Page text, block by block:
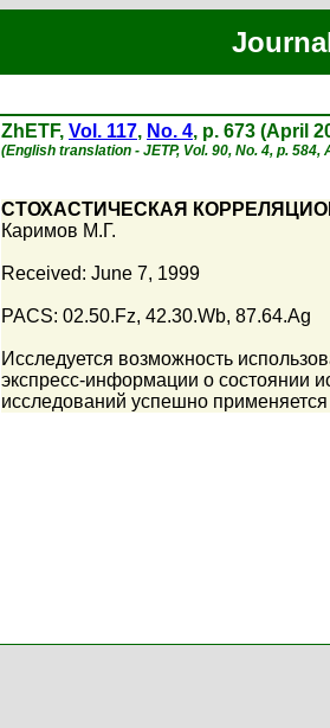
ZhETF, Vol. 117, No. 4, p. 673 (April
(English translation - JETP, Vol. 90, No. 4, p.
СТОХАСТИЧЕСКАЯ
Каримов М.Г.
Received: June 7, 1999
PACS: 02.50.Fz, 42.30.Wb, 87.64.Ag
Исследуется возможность
экспресс-информации о состоянии
исследований успешно